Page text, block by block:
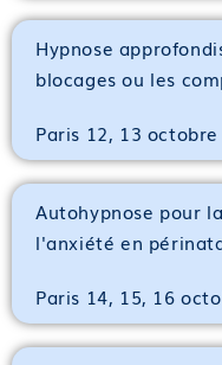
Hypnose
blocages ou les
Paris 12, 13
Autohypnose pour
l'anxiété en
Paris 14, 15, 16